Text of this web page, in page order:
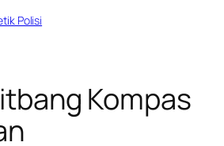
Polisi
Kompas